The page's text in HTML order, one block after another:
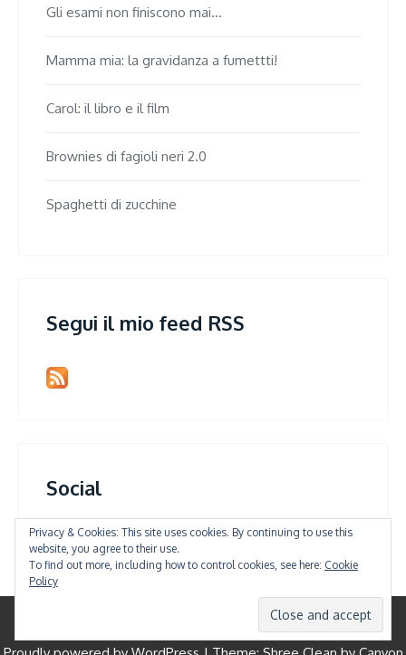
Gli esami non finiscono mai...
Mamma mia: la gravidanza a fumettti!
Carol: il libro e il film
Brownies di fagioli neri 2.0
Spaghetti di zucchine
Segui il mio feed RSS
Social
View
profile
© All Right Reserved
Privacy & Cookies: This site uses cookies. By continuing to use this
website, you agree to their use.
To find out more, including how to control cookies, see here: Cookie
Policy